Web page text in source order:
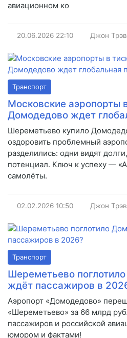
авиационном ко
20.06.2026 22:10 Джон
Транспорт
Московские аэропорты
Домодедово ждет
Шереметьево купило
оздоровить проблемный
разделились: одни видят
потенциал. Ключ к успеху —
самолёты.
02.02.2026 10:50 Джон
Транспорт
Шереметьево
ждёт пассажиров в
Аэропорт «Домодедово»
«Шереметьево» за 66 млрд
пассажиров и российской
юмором и фактами!